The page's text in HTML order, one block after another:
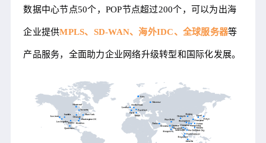
数据中心节点50个，POP节点超过200个，可以为出海
企业提供MPLS、SD-WAN、海外IDC、全球服务器等
产品服务，全面助力企业网络升级转型和国际化发展。